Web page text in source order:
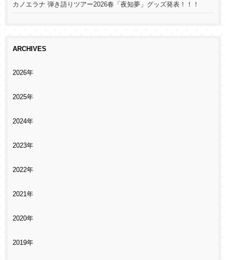
カノエラナ 弾き語りツアー2026春「夜知夢」グッズ発表！！！
ARCHIVES
2026年
2025年
2024年
2023年
2022年
2021年
2020年
2019年